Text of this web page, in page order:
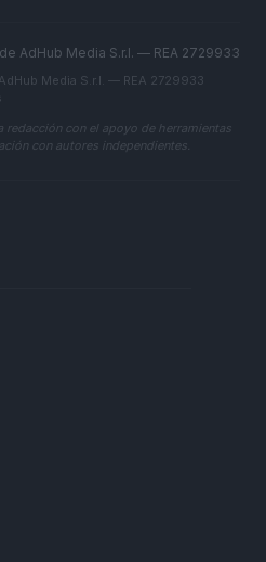
AdHub Media S.r.l. — REA 2729933
Media S.r.l. — REA 2729933
con el apoyo de herramientas
con autores independientes.